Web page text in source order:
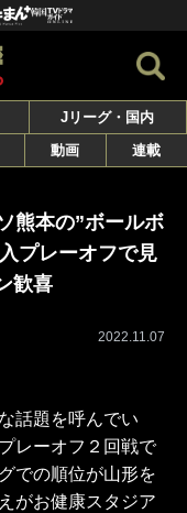
Jリーグ・国内
動画 連載
熊本の”ボールボ
プレーオフで見
歓喜
2022.11.07
話題を呼んでい
レーオフ２回戦で
での順位が山形を
がお健康スタジア